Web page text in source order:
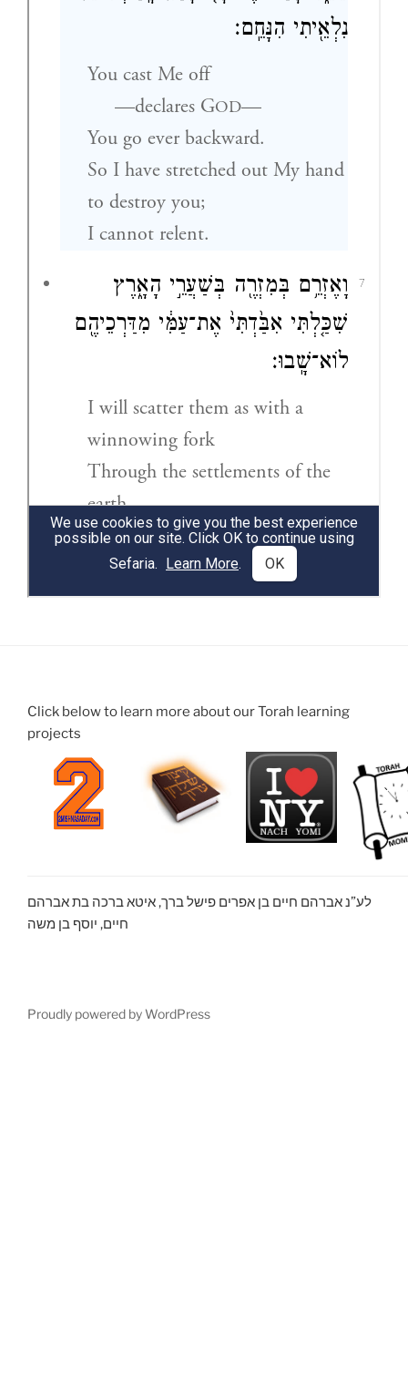
Click below to learn more about our Torah learning
projects
לע”נ אברהם חיים בן אפרים פישל ברך, איטא ברכה בת אברהם
חיים, יוסף בן משה
Proudly powered by WordPress